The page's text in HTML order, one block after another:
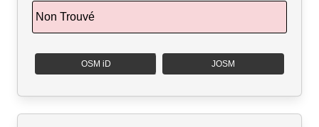
Non Trouvé
OSM iD JOSM